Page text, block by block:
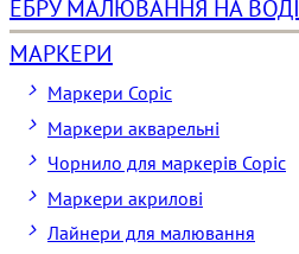
ЕБРУ МАЛЮВАННЯ НА ВОДІ
МАРКЕРИ
Маркери Copic
Маркери акварельні
Чорнило для маркерів Copic
Маркери акрилові
Лайнери для малювання